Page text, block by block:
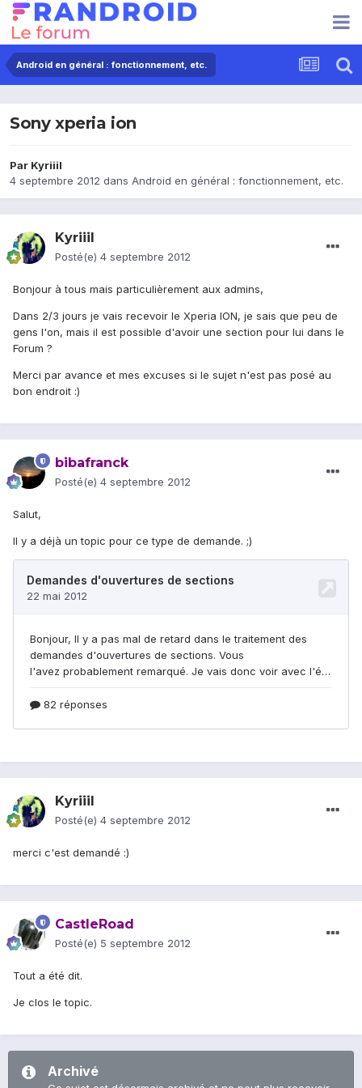
Android en général : fonctionnement, etc.
Sony xperia ion
Par Kyriiil
4 septembre 2012 dans Android en général : fonctionnement, etc.
Kyriiil
Posté(e) 4 septembre 2012
Bonjour à tous mais particulièrement aux admins,
Dans 2/3 jours je vais recevoir le Xperia ION, je sais que peu de
gens l'on, mais il est possible d'avoir une section pour lui dans le
Forum ?
Merci par avance et mes excuses si le sujet n'est pas posé au
bon endroit :)
bibafranck
Posté(e) 4 septembre 2012
Salut,
Il y a déjà un topic pour ce type de demande. ;)
Kyriiil
Posté(e) 4 septembre 2012
merci c'est demandé :)
CastleRoad
Posté(e) 5 septembre 2012
Tout a été dit.
Je clos le topic.
Archivé